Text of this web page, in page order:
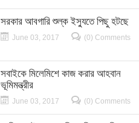
সরকার আবগারি শুল্ক ইস্যুতে পিছু হটছে
June 03, 2017 (0) Comments
সবাইকে মিলেমিশে কাজ করার আহবান
ভূমিমন্ত্রীর
June 03, 2017 (0) Comments